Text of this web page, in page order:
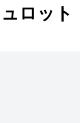
ロット